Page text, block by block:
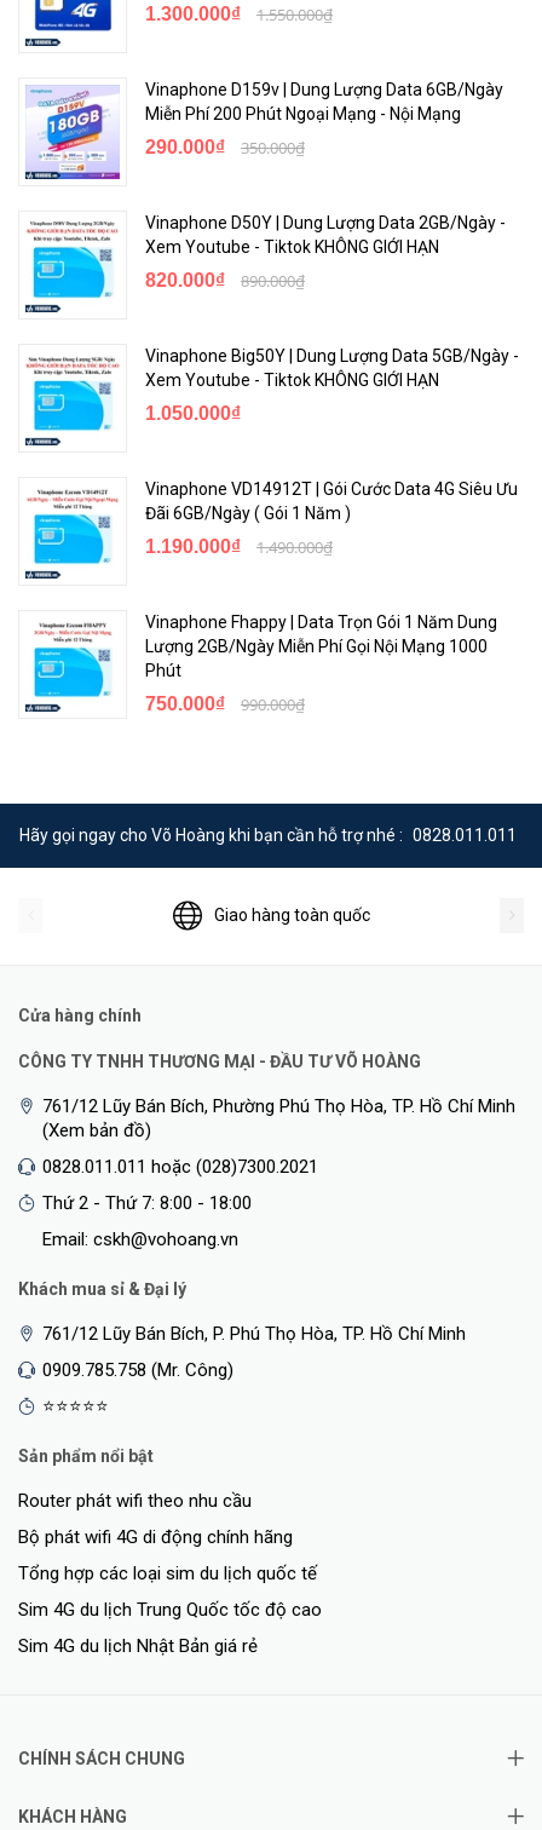
1.300.000₫ 1.550.000₫
Vinaphone D159v | Dung Lượng Data 6GB/Ngày
Miễn Phí 200 Phút Ngoại Mạng - Nội Mạng
290.000₫ 350.000₫
Vinaphone D50Y | Dung Lượng Data 2GB/Ngày -
Xem Youtube - Tiktok KHÔNG GIỚI HẠN
820.000₫ 890.000₫
Vinaphone Big50Y | Dung Lượng Data 5GB/Ngày -
Xem Youtube - Tiktok KHÔNG GIỚI HẠN
1.050.000₫
Vinaphone VD14912T | Gói Cước Data 4G Siêu Ưu
Đãi 6GB/Ngày ( Gói 1 Năm )
1.190.000₫ 1.490.000₫
Vinaphone Fhappy | Data Trọn Gói 1 Năm Dung
Lượng 2GB/Ngày Miễn Phí Gọi Nội Mạng 1000
Phút
750.000₫ 990.000₫
Hãy gọi ngay cho Võ Hoàng khi bạn cần hỗ trợ nhé : 0828.011.011
Giao hàng toàn quốc
Cửa hàng chính
CÔNG TY TNHH THƯƠNG MẠI - ĐẦU TƯ VÕ HOÀNG
761/12 Lũy Bán Bích, Phường Phú Thọ Hòa, TP. Hồ Chí Minh
(Xem bản đồ)
0828.011.011 hoặc (028)7300.2021
Thứ 2 - Thứ 7: 8:00 - 18:00
Email: cskh@vohoang.vn
Khách mua sỉ & Đại lý
761/12 Lũy Bán Bích, P. Phú Thọ Hòa, TP. Hồ Chí Minh
0909.785.758 (Mr. Công)
⭐⭐⭐⭐⭐
Sản phẩm nổi bật
Router phát wifi theo nhu cầu
Bộ phát wifi 4G di động chính hãng
Tổng hợp các loại sim du lịch quốc tế
Sim 4G du lịch Trung Quốc tốc độ cao
Sim 4G du lịch Nhật Bản giá rẻ
CHÍNH SÁCH CHUNG
KHÁCH HÀNG